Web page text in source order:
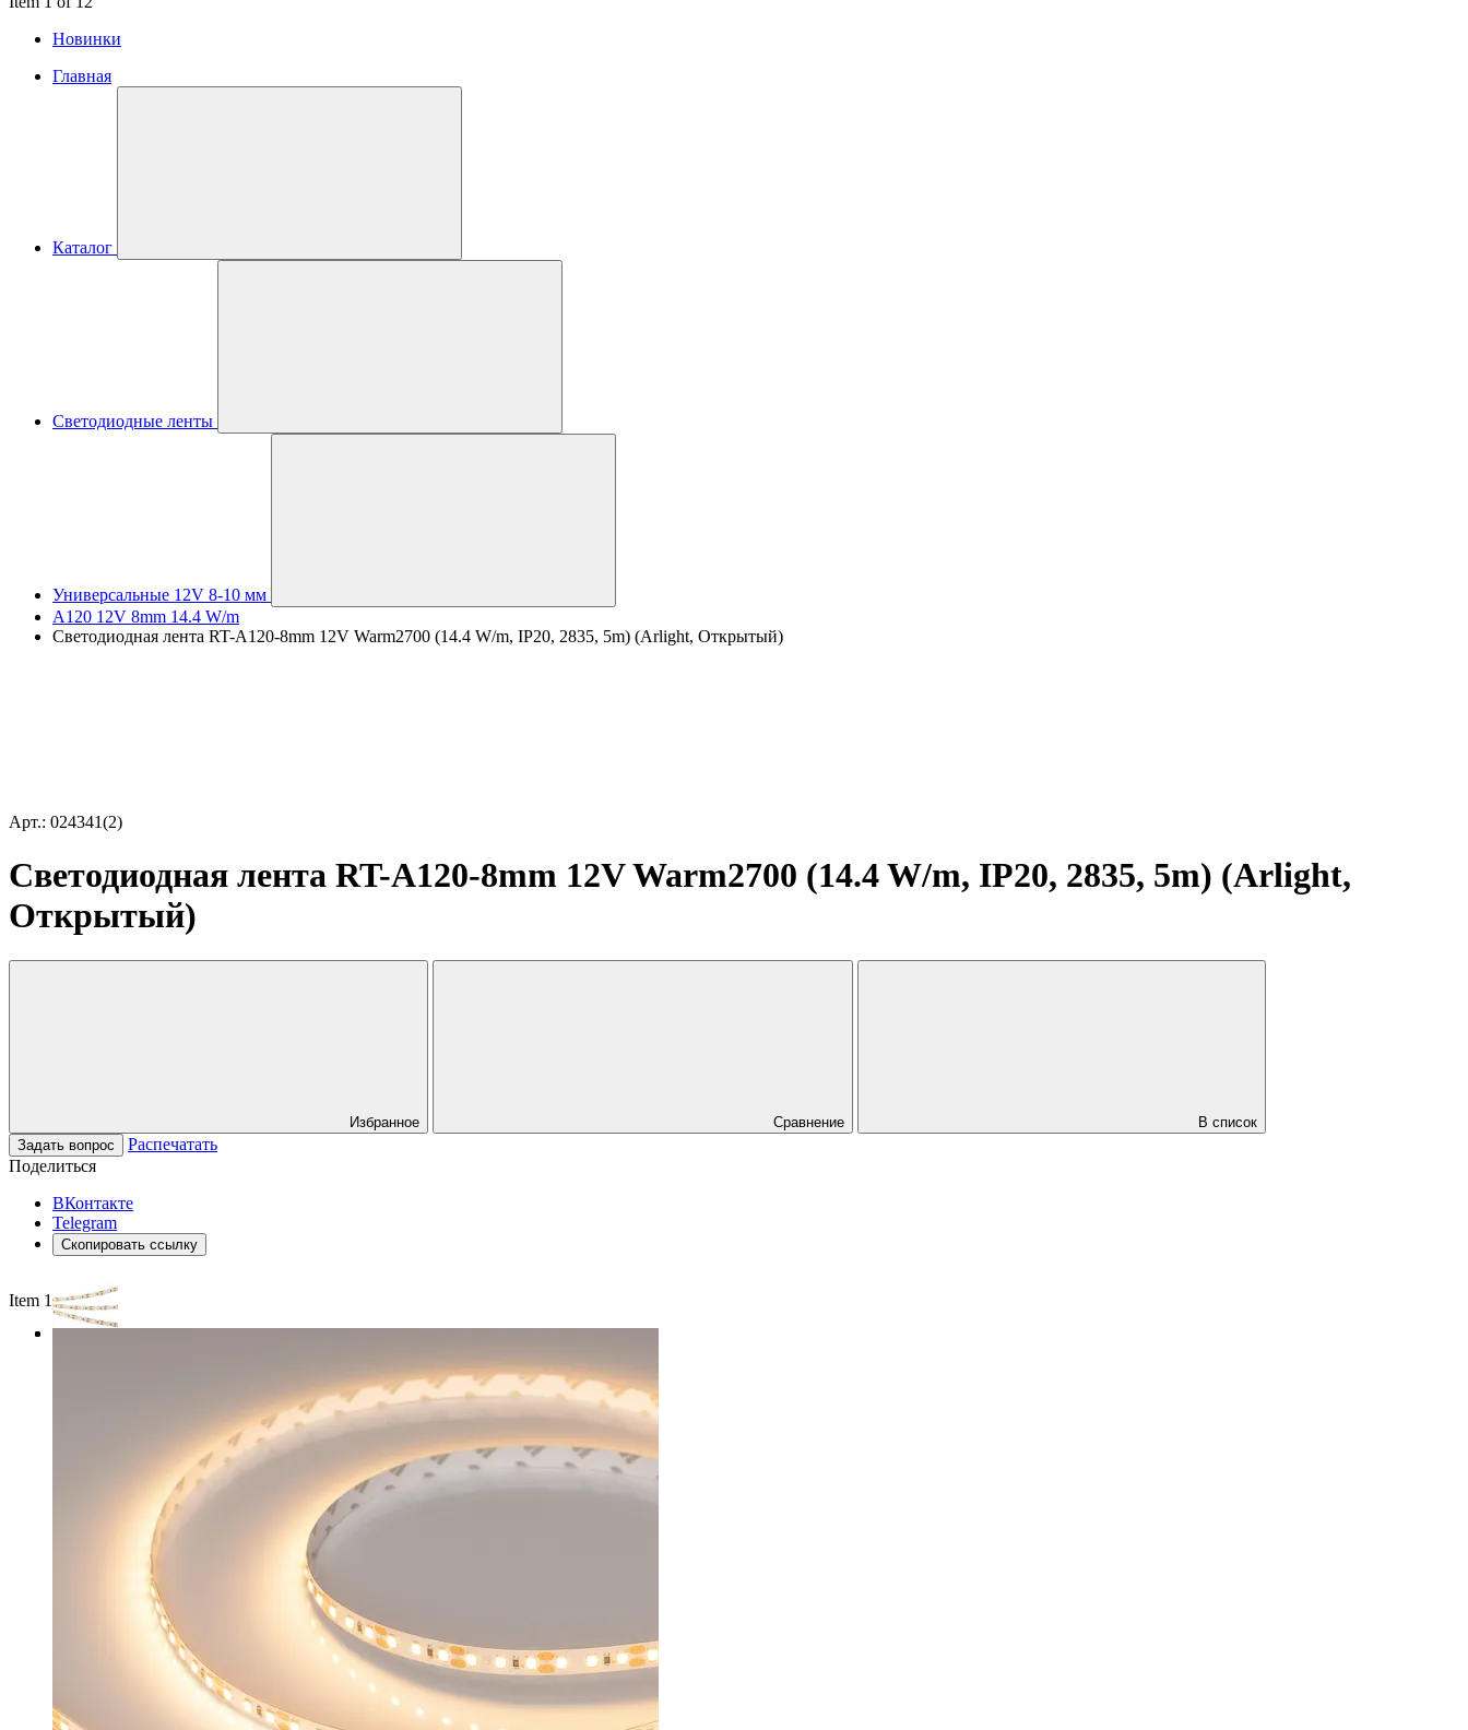
Новинки
Главная
Каталог
Светодиодные ленты
Универсальные 12V 8-10 мм
A120 12V 8mm 14.4 W/m
Светодиодная лента RT-A120-8mm 12V Warm2700 (14.4 W/m, IP20, 2835, 5m) (Arlight, Открытый)
Арт.: 024341(2)
Светодиодная лента RT-A120-8mm 12V Warm2700 (14.4 W/m, IP20, 2835, 5m) (Arlight,
Открытый)
Избранное Сравнение
В список
Задать вопрос
Распечатать
Поделиться
ВКонтакте
Telegram
Скопировать ссылку
Item 1 of 3